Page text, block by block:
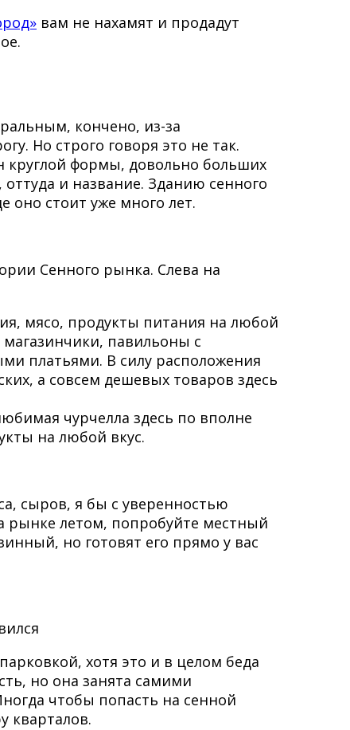
вам не нахамят и продадут
кончено, из-за
Но строго говоря это не так.
формы, довольно больших
и название. Зданию сенного
оно стоит уже много лет.
Сенного рынка. Слева на
мясо, продукты питания на любой
павильоны с
платьями. В силу расположения
а совсем дешевых товаров здесь
чурчелла здесь по вполне
на любой вкус.
сыров, я бы с уверенностью
рынке летом, попробуйте местный
но готовят его прямо у вас
хотя это и в целом беда
но она занята самими
чтобы попасть на сенной
кварталов.